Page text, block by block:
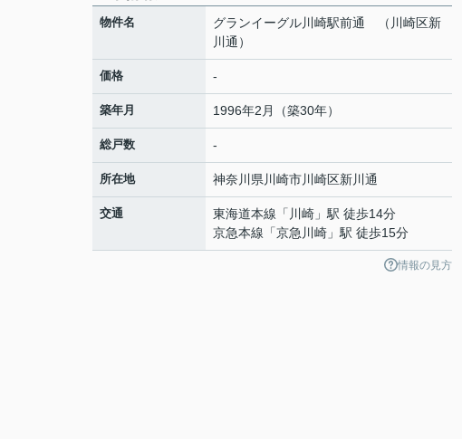
物件名
グランイーグル川崎駅前通 （川崎区新
川通）
価格 -
築年月 1996年2月（築30年）
総戸数 -
所在地 神奈川県 川崎市川崎区新川通
交通 東海道本線 「 川崎 」駅 徒歩14分
京急本線 「京急川崎 」駅 徒歩15分
情報の見方